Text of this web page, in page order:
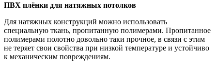
ПВХ плёнки для натяжных потолков
Для натяжных конструкций можно использовать
специальную ткань, пропитанную полимерами. Пропитанное
полимерами полотно довольно таки прочное, в связи с этим
не теряет свои свойства при низкой температуре и устойчиво
к механическим повреждениям.